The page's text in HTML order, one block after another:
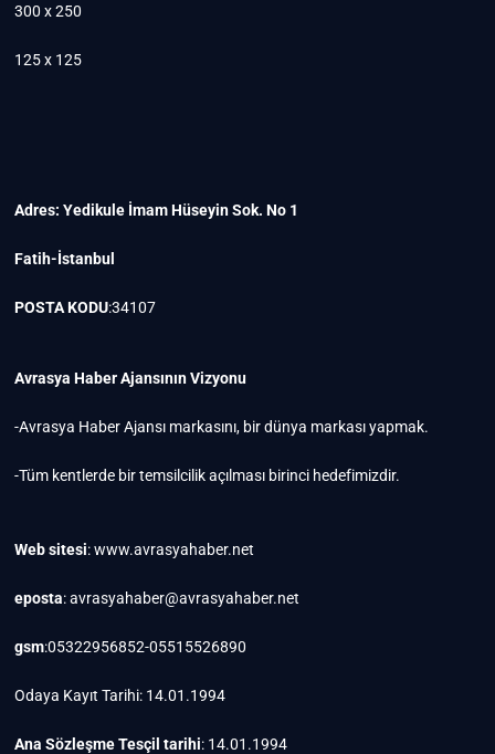
300 x 250
125 x 125
Adres: Yedikule İmam Hüseyin Sok. No 1
Fatih-İstanbul
POSTA KODU:34107
Avrasya Haber Ajansının Vizyonu
-Avrasya Haber Ajansı markasını, bir dünya markası yapmak.
-Tüm kentlerde bir temsilcilik açılması birinci hedefimizdir.
Web sitesi: www.avrasyahaber.net
eposta: avrasyahaber@avrasyahaber.net
gsm:05322956852-05515526890
Odaya Kayıt Tarihi: 14.01.1994
Ana Sözleşme Tesçil tarihi: 14.01.1994